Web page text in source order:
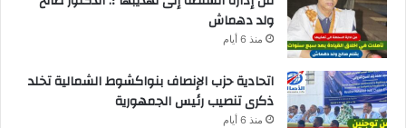
ولد دهماش
منذ 6 أيام
اتحادية حزب الإنصاف بنواكشوط الشمالية تخلد
ذكرى تنصيب رئيس الجمهورية
منذ 6 أيام